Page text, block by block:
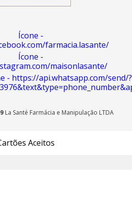
La Santé Farmácia e Manipulação LTDA